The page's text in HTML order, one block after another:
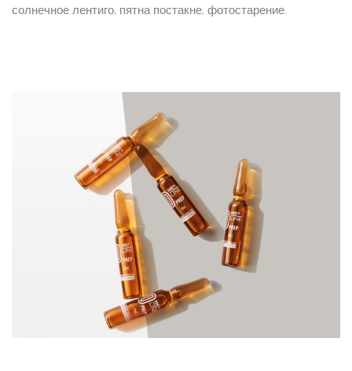
солнечное лентиго, пятна постакне, фотостарение.